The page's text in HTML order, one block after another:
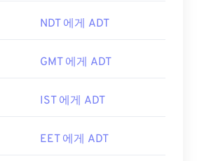
NDT 에게 ADT
GMT 에게 ADT
IST 에게 ADT
EET 에게 ADT